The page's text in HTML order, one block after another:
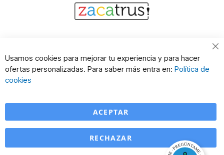
Usamos cookies para mejorar tu experiencia y para hacer
ofertas personalizadas. Para saber más entra en: Política de
cookies
ACEPTAR
RECHAZAR